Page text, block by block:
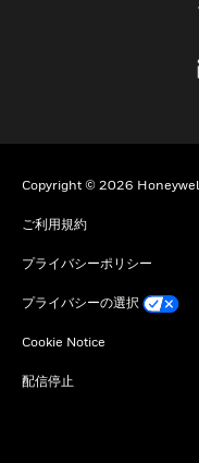
Copyright © 2026
ご利用規約
プライバシーポリシー
プライバシーの選択
Cookie Notice
配信停止